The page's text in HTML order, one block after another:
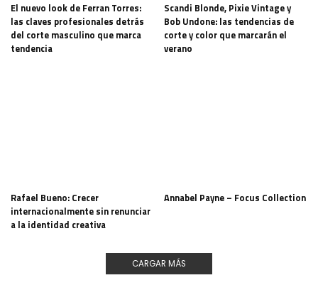
El nuevo look de Ferran Torres:
las claves profesionales detrás
del corte masculino que marca
tendencia
Scandi Blonde, Pixie Vintage y
Bob Undone: las tendencias de
corte y color que marcarán el
verano
Rafael Bueno: Crecer
internacionalmente sin renunciar
a la identidad creativa
Annabel Payne – Focus Collection
CARGAR MÁS